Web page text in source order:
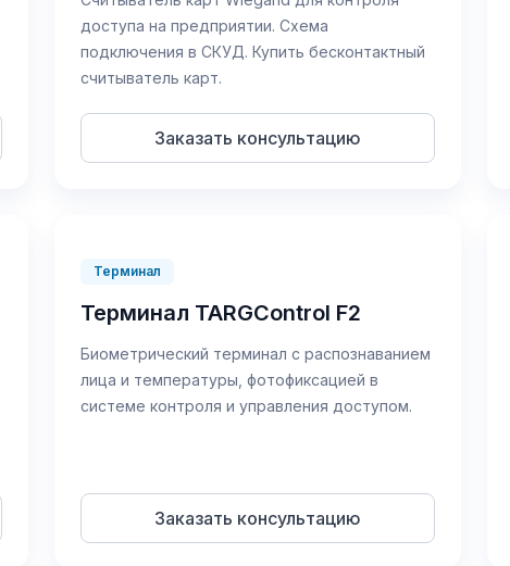
Обеспечение бесперебойной работы
цепочек поставок
доступа на предприятии. Схема
подключения в СКУД. Купить бесконтактный
считыватель карт.
Заказать консультацию
Терминал
Терминал TARGControl F2
Биометрический терминал с распознаванием
лица и температуры, фотофиксацией в
системе контроля и управления доступом.
Заказать консультацию